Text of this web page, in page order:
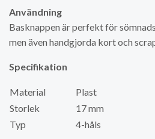
Användning
Basknappen är perfekt för
men även handgjorda kort och
Specifikation
Material
Plast
Storlek
17 mm
Typ
4-håls